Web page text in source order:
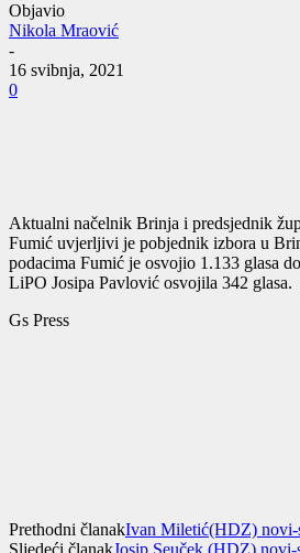
Objavio
Nikola Mraović
-
16 svibnja, 2021
0
Aktualni načelnik Brinja i predsjednik
Fumić uvjerljivi je pobjednik izbora u
podacima Fumić je osvojio 1.133 glasa
LiPO Josipa Pavlović osvojila 342 glasa.
Gs Press
Prethodni članakIvan Miletić(HDZ) novi-